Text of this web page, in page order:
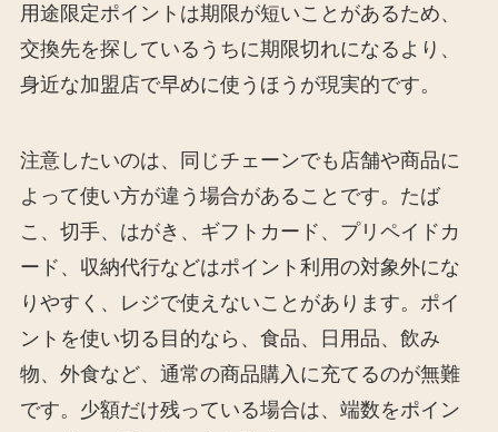
用途限定ポイントは期限が短いことがあるため、
交換先を探しているうちに期限切れになるより、
身近な加盟店で早めに使うほうが現実的です。
注意したいのは、同じチェーンでも店舗や商品に
よって使い方が違う場合があることです。たば
こ、切手、はがき、ギフトカード、プリペイドカ
ード、収納代行などはポイント利用の対象外にな
りやすく、レジで使えないことがあります。ポイ
ントを使い切る目的なら、食品、日用品、飲み
物、外食など、通常の商品購入に充てるのが無難
です。少額だけ残っている場合は、端数をポイン